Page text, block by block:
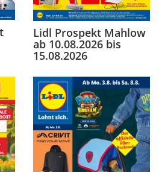
Lidl Prospekt Mahlow
ab 10.08.2026 bis
15.08.2026